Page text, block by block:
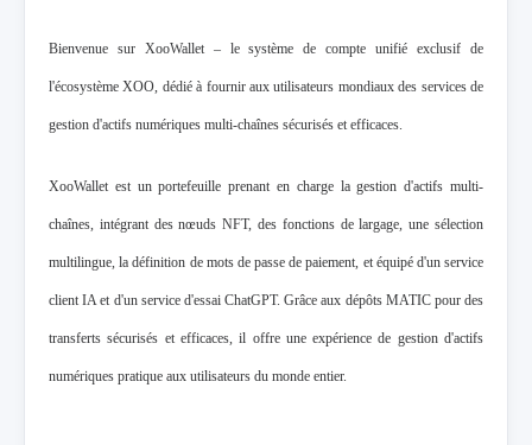
Bienvenue sur XooWallet – le système de compte unifié exclusif de
l'écosystème XOO, dédié à fournir aux utilisateurs mondiaux des services de
gestion d'actifs numériques multi-chaînes sécurisés et efficaces.
XooWallet est un portefeuille prenant en charge la gestion d'actifs multi-
chaînes, intégrant des nœuds NFT, des fonctions de largage, une sélection
multilingue, la définition de mots de passe de paiement, et équipé d'un service
client IA et d'un service d'essai ChatGPT. Grâce aux dépôts MATIC pour des
transferts sécurisés et efficaces, il offre une expérience de gestion d'actifs
numériques pratique aux utilisateurs du monde entier.